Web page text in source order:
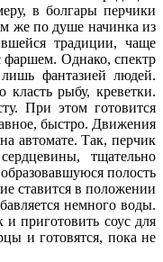
в болгары перчики
же по душе начинка из
традиции, чаще
фаршем. Однако, спектр
фантазией людей.
рыбу, креветки.
При этом готовится
быстро. Движения
автомате. Так, перчик
тщательно
полость
ставится в положении
немного воды.
приготовить соус для
и готовятся, пока не